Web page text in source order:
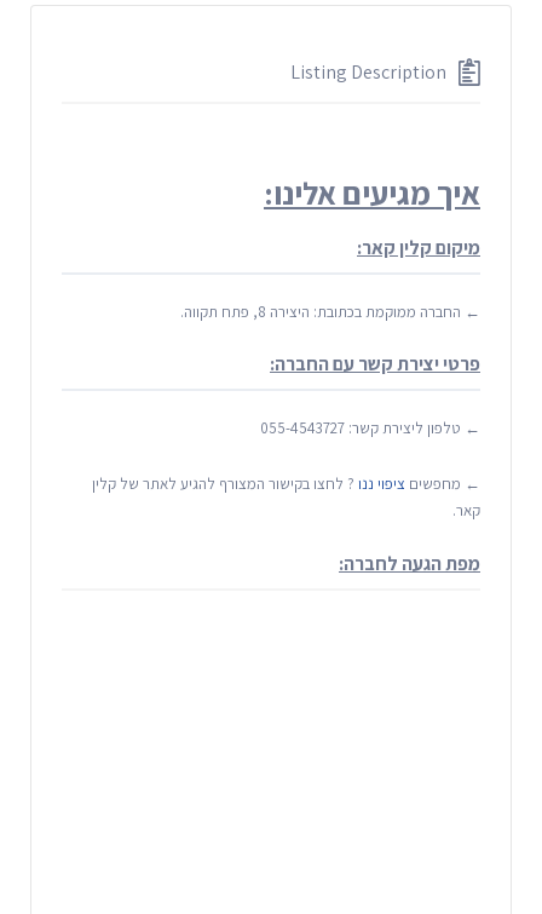
Listing Description
איך מגיעים אלינו:
מיקום קלין קאר:
← החברה ממוקמת בכתובת: היצירה 8, פתח תקווה.
פרטי יצירת קשר עם החברה:
← טלפון ליצירת קשר: 055-4543727
← מחפשים ציפוי ננו ? לחצו בקישור המצורף להגיע לאתר של קלין
קאר.
מפת הגעה לחברה: